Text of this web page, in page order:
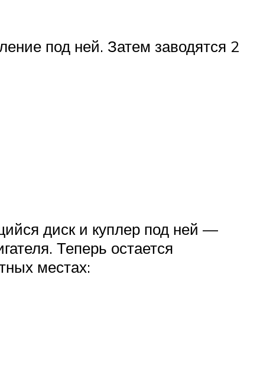
под ней. Затем заводятся 2
диск и куплер под ней —
Теперь остается
местах: